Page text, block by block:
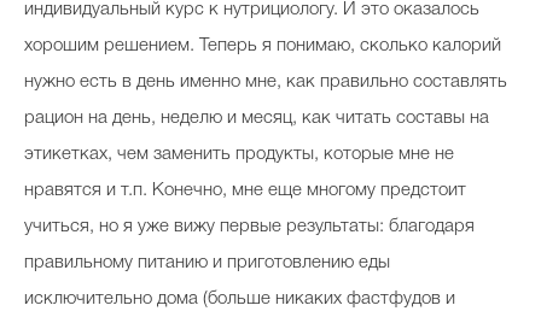
индивидуальный курс к нутрициологу. И это оказалось
хорошим решением. Теперь я понимаю, сколько калорий
нужно есть в день именно мне, как правильно составлять
рацион на день, неделю и месяц, как читать составы на
этикетках, чем заменить продукты, которые мне не
нравятся и т.п. Конечно, мне еще многому предстоит
учиться, но я уже вижу первые результаты: благодаря
правильному питанию и приготовлению еды
исключительно дома (больше никаких фастфудов и